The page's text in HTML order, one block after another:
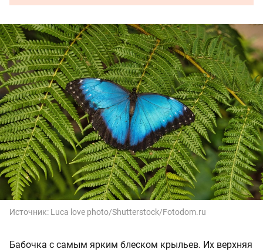
Источник: Luca love photo/Shutterstock/Fotodom.ru
Бабочка с самым ярким блеском крыльев. Их верхняя